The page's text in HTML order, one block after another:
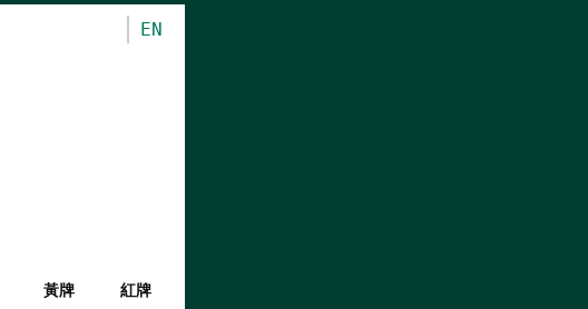
EN
黃牌 紅牌